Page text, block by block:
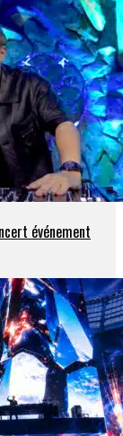
événement